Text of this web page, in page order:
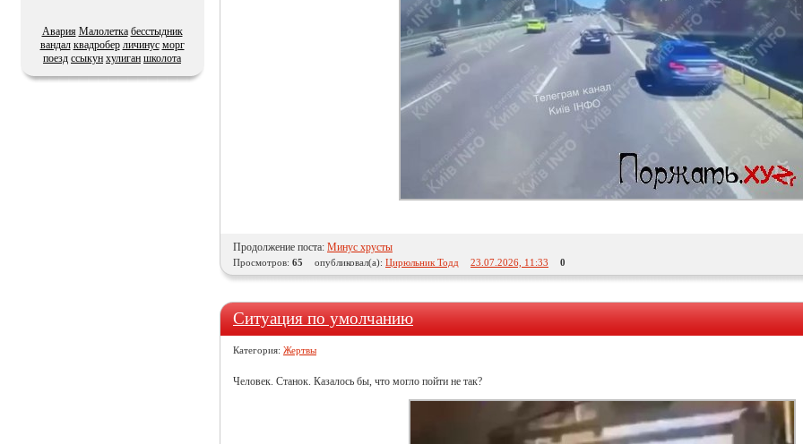
Продолжение поста: Минус хрусты
Просмотров: 65 опубликовал(а): Цирюльник Тодд 23.07.2026, 11:33 0
Ситуация по умолчанию
Категория: Жертвы
Человек. Станок. Казалось бы, что могло пойти не так?
Авария Малолетка бесстыдник
вандал квадробер личинус морг
поезд ссыкун хулиган школота